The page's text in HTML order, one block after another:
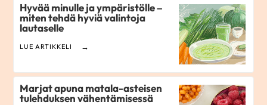
Hyvää minulle ja ympäristölle –
miten tehdä hyviä valintoja
lautaselle
LUE ARTIKKELI
Marjat apuna matala-asteisen
tulehduksen vähentämisessä